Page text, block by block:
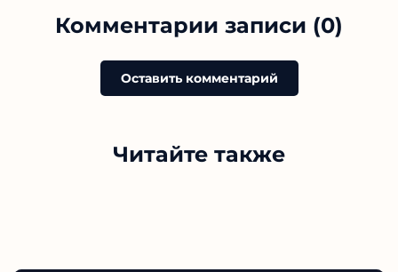
Комментарии записи (0)
Оставить комментарий
Читайте также